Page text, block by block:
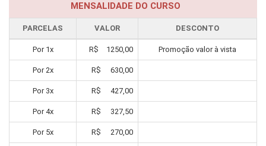
MENSALIDADE DO CURSO
PARCELAS VALOR DESCONTO
Por 1x R$ 1250,00 Promoção valor à vista
Por2x R$ 630,00
Por 3x R$ 427,00
Por4x R$ 327,50
Por 5x R$ 270,00